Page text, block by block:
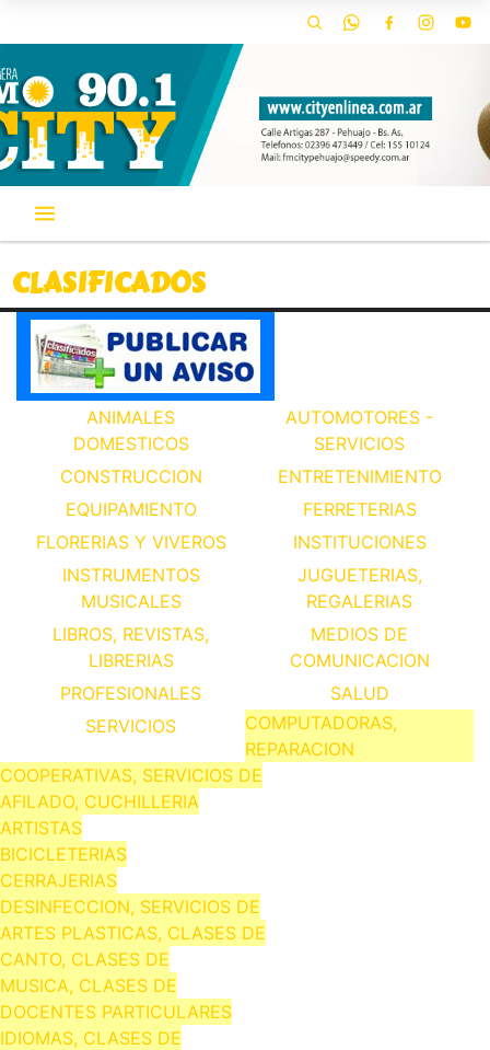
CLASIFICADOS
ANIMALES
DOMESTICOS
AUTOMOTORES -
SERVICIOS
CONSTRUCCION
ENTRETENIMIENTO
EQUIPAMIENTO
FERRETERIAS
FLORERIAS Y VIVEROS
INSTITUCIONES
INSTRUMENTOS
MUSICALES
JUGUETERIAS,
REGALERIAS
LIBROS, REVISTAS,
LIBRERIAS
MEDIOS DE
COMUNICACION
PROFESIONALES
SALUD
SERVICIOS
COMPUTADORAS,
REPARACION
COOPERATIVAS, SERVICIOS DE
AFILADO, CUCHILLERIA
ARTISTAS
BICICLETERIAS
CERRAJERIAS
DESINFECCION, SERVICIOS DE
ARTES PLASTICAS, CLASES DE
CANTO, CLASES DE
MUSICA, CLASES DE
DOCENTES PARTICULARES
IDIOMAS, CLASES DE